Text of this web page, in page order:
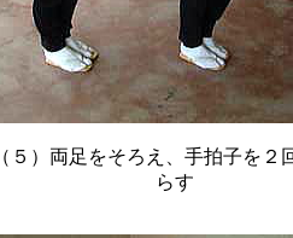
（５）両足をそろえ、手拍子を２
らす